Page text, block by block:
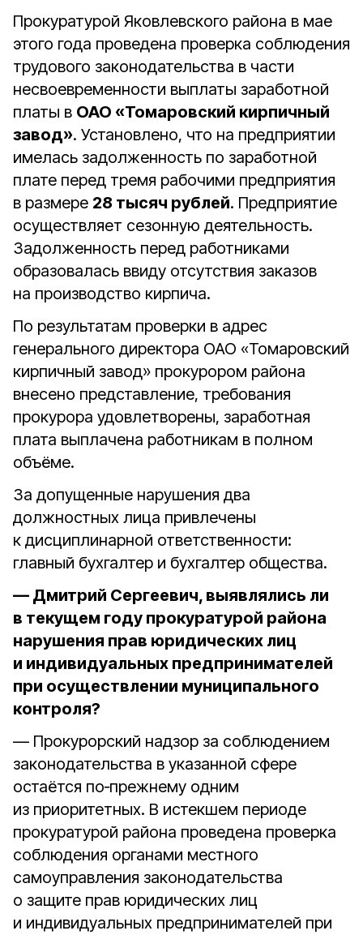
Прокуратурой Яковлевского района в мае
этого года проведена проверка соблюдения
трудового законодательства в части
несвоевременности выплаты заработной
платы в ОАО «Томаровский кирпичный
завод». Установлено, что на предприятии
имелась задолженность по заработной
плате перед тремя рабочими предприятия
в размере 28 тысяч рублей. Предприятие
осуществляет сезонную деятельность.
Задолженность перед работниками
образовалась ввиду отсутствия заказов
на производство кирпича.
По результатам проверки в адрес
генерального директора ОАО «Томаровский
кирпичный завод» прокурором района
внесено представление, требования
прокурора удовлетворены, заработная
плата выплачена работникам в полном
объёме.
За допущенные нарушения два
должностных лица привлечены
к дисциплинарной ответственности:
главный бухгалтер и бухгалтер общества.
— Дмитрий Сергеевич, выявлялись ли
в текущем году прокуратурой района
нарушения прав юридических лиц
и индивидуальных предпринимателей
при осуществлении муниципального
контроля?
— Прокурорский надзор за соблюдением
законодательства в указанной сфере
остаётся по‑прежнему одним
из приоритетных. В истекшем периоде
прокуратурой района проведена проверка
соблюдения органами местного
самоуправления законодательства
о защите прав юридических лиц
и индивидуальных предпринимателей при